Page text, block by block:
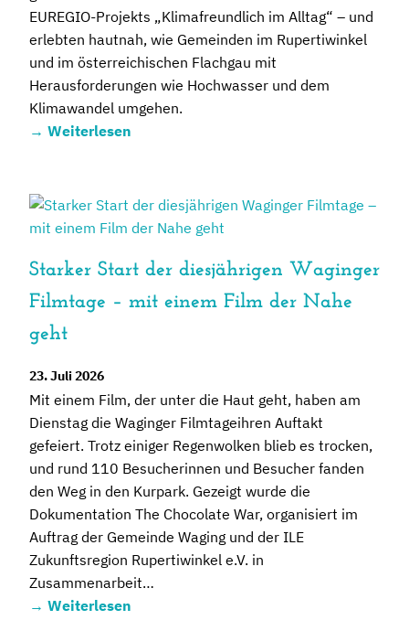
EUREGIO-Projekts „Klimafreundlich im Alltag“ – und
erlebten hautnah, wie Gemeinden im Rupertiwinkel
und im österreichischen Flachgau mit
Herausforderungen wie Hochwasser und dem
Klimawandel umgehen.
→ Weiterlesen
Starker Start der diesjährigen Waginger
Filmtage – mit einem Film der Nahe
geht
23. Juli 2026
Mit einem Film, der unter die Haut geht, haben am
Dienstag die Waginger Filmtageihren Auftakt
gefeiert. Trotz einiger Regenwolken blieb es trocken,
und rund 110 Besucherinnen und Besucher fanden
den Weg in den Kurpark. Gezeigt wurde die
Dokumentation The Chocolate War, organisiert im
Auftrag der Gemeinde Waging und der ILE
Zukunftsregion Rupertiwinkel e.V. in
Zusammenarbeit…
→ Weiterlesen